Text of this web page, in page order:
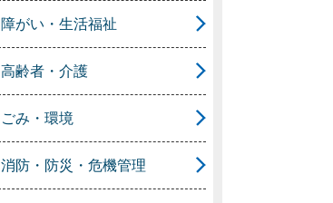
障がい・生活福祉
高齢者・介護
ごみ・環境
消防・防災・危機管理